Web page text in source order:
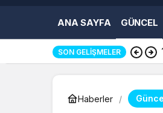
ANA SAYFA GÜNCEL
SON GELIŞMELER
Haberler